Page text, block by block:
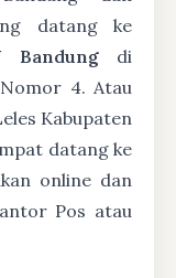
datang ke
Bandung di
4. Atau
Kabupaten
datang ke
online dan
Pos atau